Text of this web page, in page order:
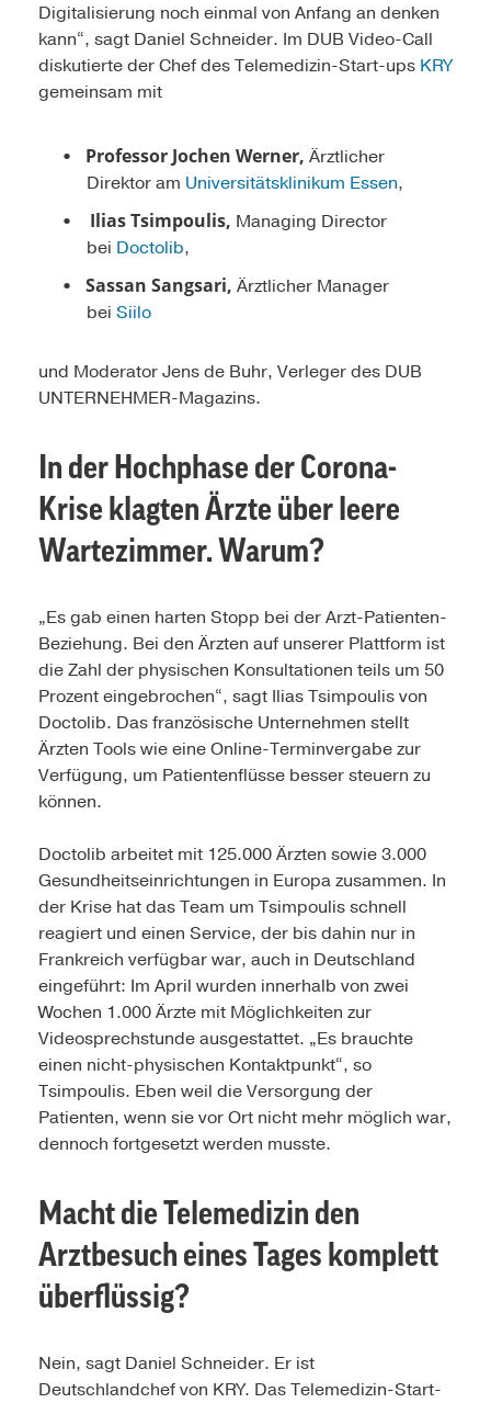
Digitalisierung noch einmal von Anfang an denken
kann“, sagt Daniel Schneider. Im DUB Video-Call
diskutierte der Chef des Telemedizin-Start-ups KRY
gemeinsam mit
Professor Jochen Werner, Ärztlicher
Direktor am Universitätsklinikum Essen,
Ilias Tsimpoulis, Managing Director
bei Doctolib,
Sassan Sangsari, Ärztlicher Manager
bei Siilo
und Moderator Jens de Buhr, Verleger des DUB
UNTERNEHMER-Magazins.
In der Hochphase der Corona-
Krise klagten Ärzte über leere
Wartezimmer. Warum?
„Es gab einen harten Stopp bei der Arzt-Patienten-
Beziehung. Bei den Ärzten auf unserer Plattform ist
die Zahl der physischen Konsultationen teils um 50
Prozent eingebrochen“, sagt Ilias Tsimpoulis von
Doctolib. Das französische Unternehmen stellt
Ärzten Tools wie eine Online-Terminvergabe zur
Verfügung, um Patientenflüsse besser steuern zu
können.
Doctolib arbeitet mit 125.000 Ärzten sowie 3.000
Gesundheitseinrichtungen in Europa zusammen. In
der Krise hat das Team um Tsimpoulis schnell
reagiert und einen Service, der bis dahin nur in
Frankreich verfügbar war, auch in Deutschland
eingeführt: Im April wurden innerhalb von zwei
Wochen 1.000 Ärzte mit Möglichkeiten zur
Videosprechstunde ausgestattet. „Es brauchte
einen nicht-physischen Kontaktpunkt“, so
Tsimpoulis. Eben weil die Versorgung der
Patienten, wenn sie vor Ort nicht mehr möglich war,
dennoch fortgesetzt werden musste.
Macht die Telemedizin den
Arztbesuch eines Tages komplett
überflüssig?
Nein, sagt Daniel Schneider. Er ist
Deutschlandchef von KRY. Das Telemedizin-Start-